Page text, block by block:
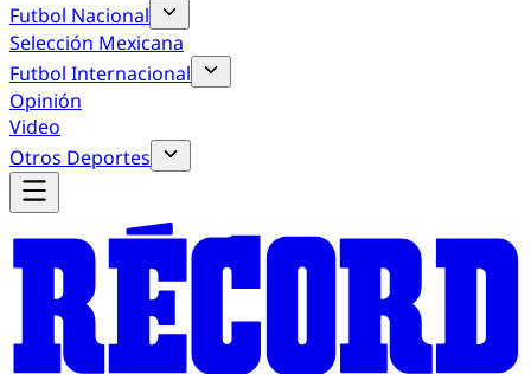
Futbol Nacional
Selección Mexicana
Futbol Internacional
Opinión
Video
Otros Deportes